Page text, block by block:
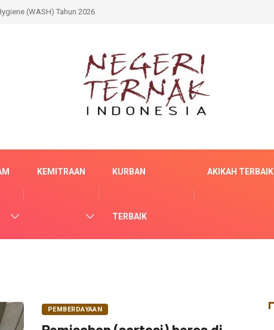
(WASH) Tahun 2026
KEMITRAAN KURBAN
TERBAIK
AKIKAH TERBAIK
PEMBERDAYAAN